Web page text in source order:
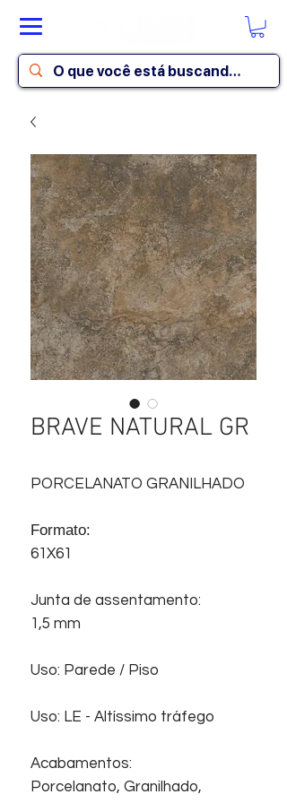
BRAVE NATURAL GR
PORCELANATO GRANILHADO
Formato:
61X61
Junta de assentamento:
1,5 mm
Uso: Parede / Piso
Uso: LE - Altíssimo tráfego
Acabamentos:
Porcelanato, Granilhado,